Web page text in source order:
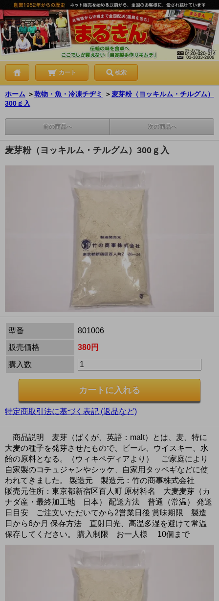
カート 検索
ホーム ＞乾物・魚・冷凍チヂミ ＞ 麦芽粉（ヨッキルム・チルグム）
300ｇ入
前の商品へ 次の商品へ
麦芽粉（ヨッキルム・チルグム）300ｇ入
型番
801006
販売価格
380円
購入数
特定商取引法に基づく表記 (返品など)
商品説明 麦芽（ばくが、英語：malt）とは、麦、特に
大麦の種子を発芽させたもので、ビール、ウイスキー、水
飴の原料となる。（ウィキペディアより） ご家庭により
自家製のコチュジャンやシッケ、自家用タッペギなどに使
われてきました。 製造元 製造元：竹の商事株式会社
販売元住所：東京都新宿区百人町 原材料名 大麦麦芽（カ
ナダ産・最終加工地 日本） 配送方法 普通（常温） 発送
日目安 ご注文いただいてから2営業日後 賞味期限 製造
日から6か月 保存方法 直射日光、高温多湿を避けて常温
保存してください。 購入制限 お一人様 10個まで